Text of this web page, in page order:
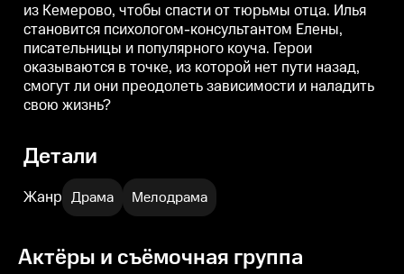
из Кемерово, чтобы спасти от тюрьмы отца. Илья
становится психологом-консультантом Елены,
писательницы и популярного коуча. Герои
оказываются в точке, из которой нет пути назад,
смогут ли они преодолеть зависимости и наладить
свою жизнь?
Детали
Жанр Драма Мелодрама
Актёры и съёмочная группа